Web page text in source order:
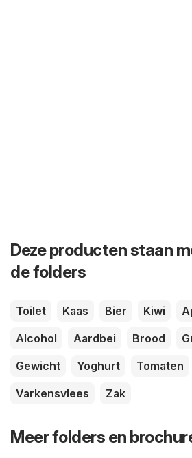
Deze producten staan
de folders
Toilet Kaas Bier Kiwi
Alcohol
Aardbei Brood
Gewicht
Yoghurt Tomaten
Varkensvlees
Zak
Meer folders en